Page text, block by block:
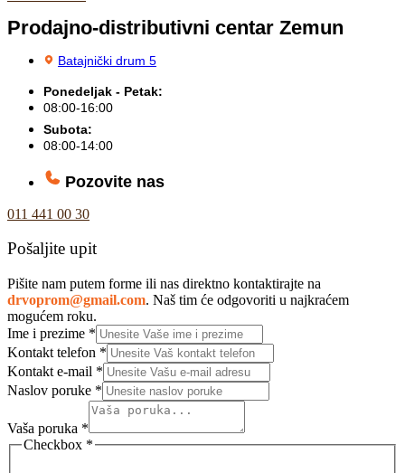
Prodajno-distributivni centar Zemun
Batajnički drum 5
Ponedeljak - Petak:
08:00-16:00
Subota:
08:00-14:00
Pozovite nas
011 441 00 30
Pošaljite upit
Pišite nam putem forme ili nas direktno kontaktirajte na
drvoprom@gmail.com. Naš tim će odgovoriti u najkraćem
mogućem roku.
Ime i prezime *
Kontakt telefon *
Kontakt e-mail *
Naslov poruke *
Vaša poruka *
Checkbox *